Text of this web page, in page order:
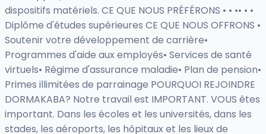
dispositifs matériels. CE QUE NOUS PRÉFÉRONS • • •• • •
Diplôme d'études supérieures CE QUE NOUS OFFRONS •
Soutenir votre développement de carrière•
Programmes d'aide aux employés• Services de santé
virtuels• Régime d'assurance maladie• Plan de pension•
Primes illimitées de parrainage POURQUOI REJOINDRE
DORMAKABA? Notre travail est IMPORTANT. VOUS êtes
important. Dans les écoles et les universités, dans les
stades, les aéroports, les hôpitaux et les lieux de